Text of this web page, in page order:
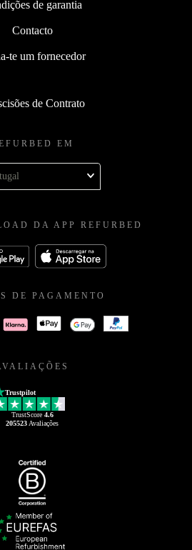
de garantia
Contacto
te um fornecedor
de Contrato
EM
DA APP REFURBED
DE PAGAMENTO
Trustpilot
TrustScore 4.6
205523 Avaliações